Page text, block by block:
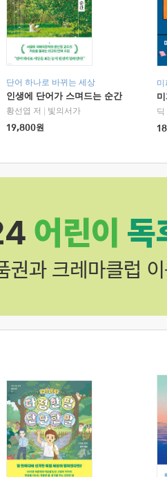
단어 하나로 바뀌는 세상
인생에 단어가 스며드는 순간
황선엽 저
빛의서가
19,800원
미
딕